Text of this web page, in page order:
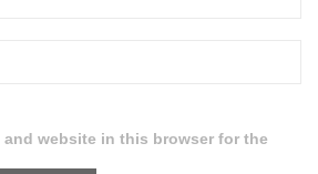
and website in this browser for the